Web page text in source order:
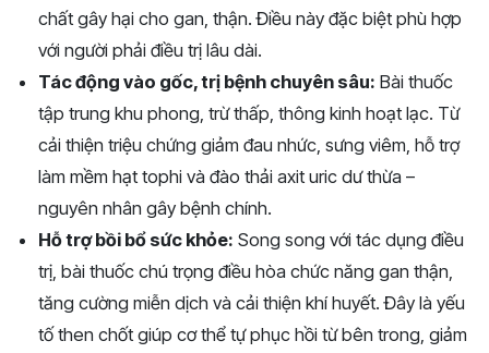
chất gây hại cho gan, thận. Điều này đặc biệt phù hợp
với người phải điều trị lâu dài.
Tác động vào gốc, trị bệnh chuyên sâu: Bài thuốc
tập trung khu phong, trừ thấp, thông kinh hoạt lạc. Từ
cải thiện triệu chứng giảm đau nhức, sưng viêm, hỗ trợ
làm mềm hạt tophi và đào thải axit uric dư thừa –
nguyên nhân gây bệnh chính.
Hỗ trợ bồi bổ sức khỏe: Song song với tác dụng điều
trị, bài thuốc chú trọng điều hòa chức năng gan thận,
tăng cường miễn dịch và cải thiện khí huyết. Đây là yếu
tố then chốt giúp cơ thể tự phục hồi từ bên trong, giảm